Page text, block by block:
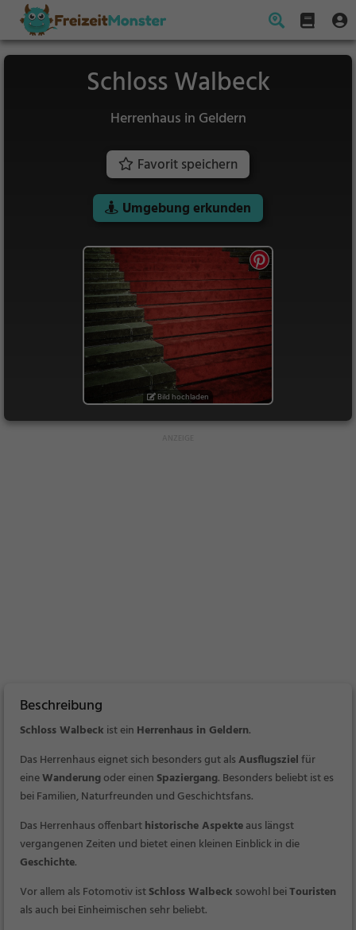
Schloss Walbeck
Herrenhaus in Geldern
Favorit speichern
Umgebung erkunden
Bild hochladen
Beschreibung
Schloss Walbeck ist ein Herrenhaus in Geldern.
Das Herrenhaus eignet sich besonders gut alsAusflugszielfür
eineWanderungoder einenSpaziergang. Besonders beliebt ist es
bei Familien, Naturfreunden und Geschichtsfans.
Das Herrenhaus offenbarthistorische Aspekteaus längst
vergangenen Zeiten und bietet einen kleinen Einblick in die
Geschichte.
Vor allem als Fotomotiv istSchloss Walbeck sowohl beiTouristen
als auch bei Einheimischen sehr beliebt.